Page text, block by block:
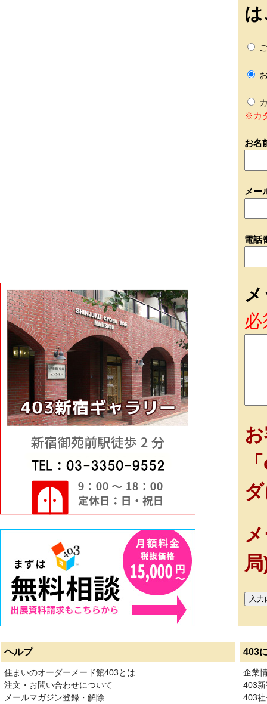
※カ
お名
メー
電話
必
ヘルプ 403
住まいのオーダーメード館403とは
注文・お問い合わせについて
メールマガジン登録・解除
企業
403
403